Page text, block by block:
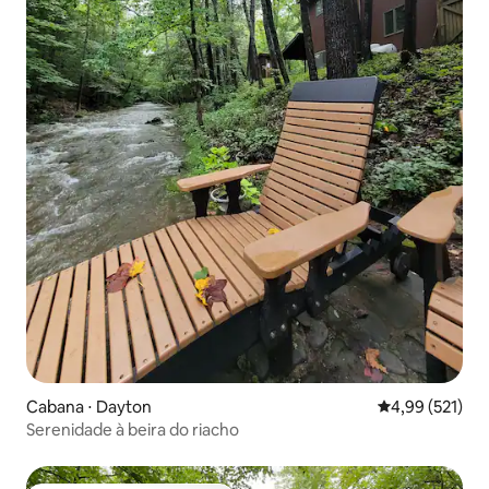
Cabana ⋅ Dayton 4,99 de uma
4,99 (521)
Serenidade à beira do riacho